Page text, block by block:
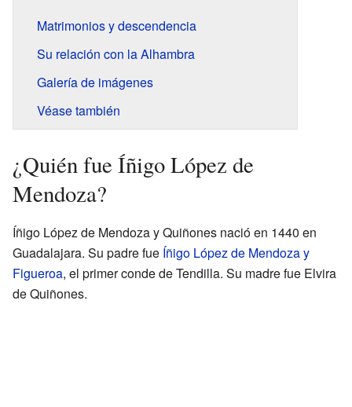
Matrimonios y descendencia
Su relación con la Alhambra
Galería de imágenes
Véase también
¿Quién fue Íñigo López de
Mendoza?
Íñigo López de Mendoza y Quiñones nació en 1440 en
Guadalajara. Su padre fue Íñigo López de Mendoza y
Figueroa, el primer conde de Tendilla. Su madre fue Elvira
de Quiñones.